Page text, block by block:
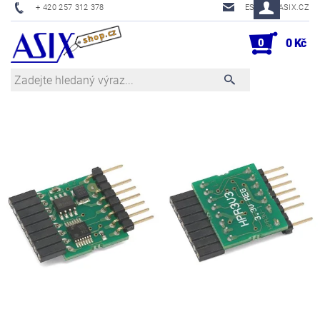
+ 420 257 312 378 ESHOP@ASIX.CZ
0 0 Kč